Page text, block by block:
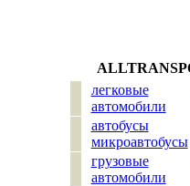
легковые
автомобили
автобусы
микроавтобусы
грузовые
автомобили